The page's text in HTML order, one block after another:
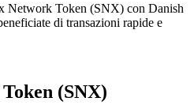
Network Token (SNX) con Danish
di transazioni rapide e
(SNX)